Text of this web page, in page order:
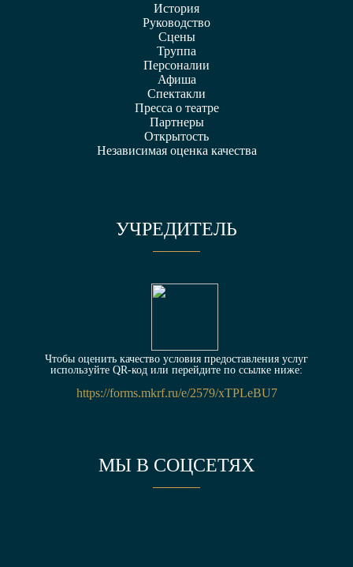
История
Руководство
Сцены
Труппа
Персоналии
Афиша
Спектакли
Пресса о театре
Партнеры
Открытость
Независимая оценка качества
УЧРЕДИТЕЛЬ
Чтобы оценить качество условия предоставления услуг
используйте QR-код или перейдите по ссылке ниже:
https://forms.mkrf.ru/e/2579/xTPLeBU7
МЫ В СОЦСЕТЯХ